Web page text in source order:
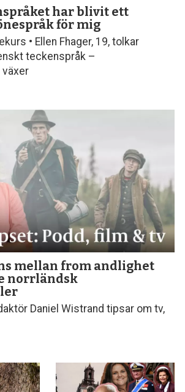
har blivit ett
för mig
• Ellen Fhager, 19, tolkar
teckenspråk –
växer
mellan from andlighet
norrländsk
Daniel Wistrand tipsar om tv,